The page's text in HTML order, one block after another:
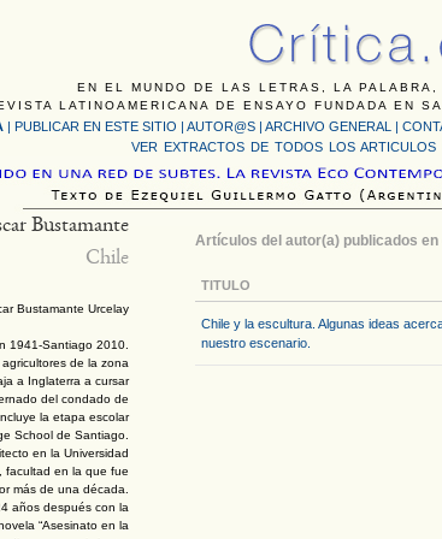
EN EL MUNDO DE LAS LETRAS, LA
LATINOAMERICANA DE ENSAYO FUNDADA EN
| PUBLICAR EN ESTE SITIO | AUTOR@S | ARCHIVO GENERAL |
VER EXTRACTOS DE TODOS LOS ARTICULOS
Bustamante
Chile
Bustamante Urcelay
1941-Santiago 2010.
de la zona
a Inglaterra a cursar
del condado de
la etapa escolar
School de Santiago.
en la Universidad
facultad en la que fue
más de una década.
años después con la
“Asesinato en la
Artículos del autor(a) publicados en
TITULO
Chile y la escultura. Algunas ideas
nuestro escenario.